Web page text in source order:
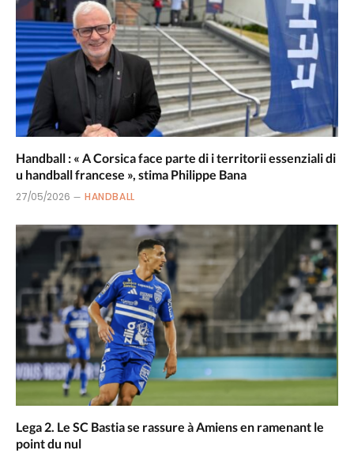
Handball : « A Corsica face parte di i territorii essenziali di
u handball francese », stima Philippe Bana
27/05/2026 HANDBALL
Lega 2. Le SC Bastia se rassure à Amiens en ramenant le
point du nul